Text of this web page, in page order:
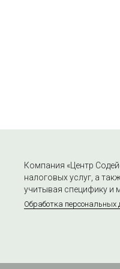
Компания «Центр
налоговых услуг, а
учитывая специфику и
Обработка персональных